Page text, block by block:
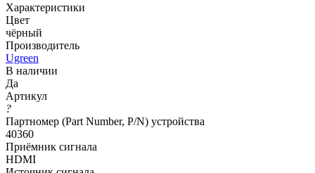
Характеристики
Цвет
чёрный
Производитель
Ugreen
В наличии
Да
Артикул
?
Партномер (Part Number, P/N) устройства
40360
Приёмник сигнала
HDMI